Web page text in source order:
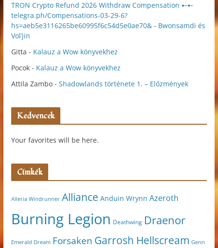
TRON Crypto Refund 2026 Withdraw Compensation ➸➸
telegra.ph/Compensations-03-29-6?
hs=aeb5e3116265be60995f6c54d5e0ae70&- Bwonsamdi és
Vol’jin
Gitta - Kalauz a Wow könyvekhez
Pocok- Kalauz a Wow könyvekhez
Attila Zambo- Shadowlands története 1. – Előzmények
Kedvencek
Your favorites will be here.
Címkék
Alleria Windrunner Alliance Anduin Wrynn Azeroth
Burning Legion Deathwing Draenor
Emerald Dream Forsaken Garrosh Hellscream Genn